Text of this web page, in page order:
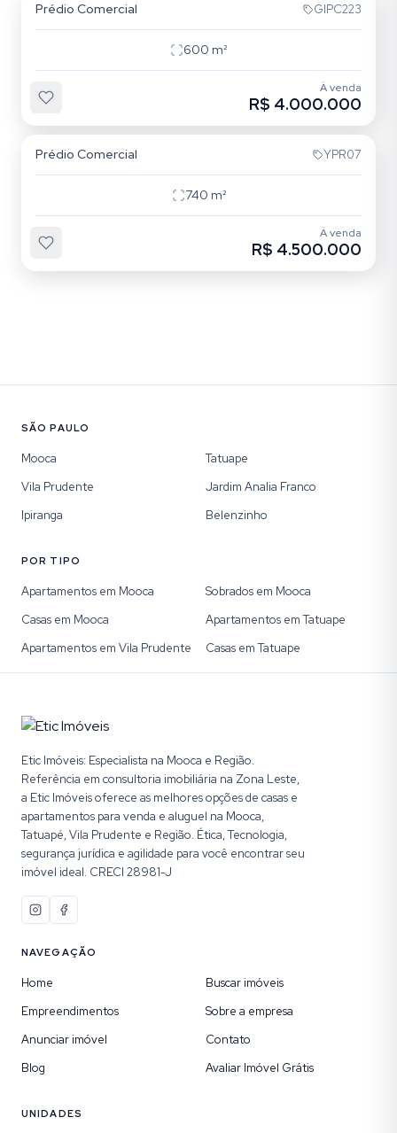
Prédio Comercial GIPC223
600 m²
À venda
R$ 4.000.000
Prédio Comercial YPR07
740 m²
À venda
R$ 4.500.000
SÃO PAULO
Mooca
Tatuape
Vila Prudente
Jardim Analia Franco
Ipiranga
Belenzinho
POR TIPO
Apartamentos em Mooca
Sobrados em Mooca
Casas em Mooca
Apartamentos em Tatuape
Apartamentos em Vila Prudente
Casas em Tatuape
Etic Imóveis: Especialista na Mooca e Região.
Referência em consultoria imobiliária na Zona Leste,
a Etic Imóveis oferece as melhores opções de casas e
apartamentos para venda e aluguel na Mooca,
Tatuapé, Vila Prudente e Região. Ética, Tecnologia,
segurança jurídica e agilidade para você encontrar seu
imóvel ideal. CRECI 28981-J
NAVEGAÇÃO
Home
Buscar imóveis
Empreendimentos
Sobre a empresa
Anunciar imóvel
Contato
Blog
Avaliar Imóvel Grátis
UNIDADES